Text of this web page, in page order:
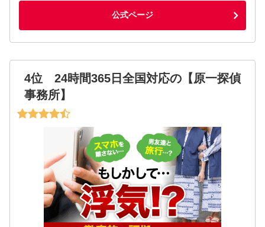
公式ページ
4位 24時間365日全国対応の【原一探偵
事務所】